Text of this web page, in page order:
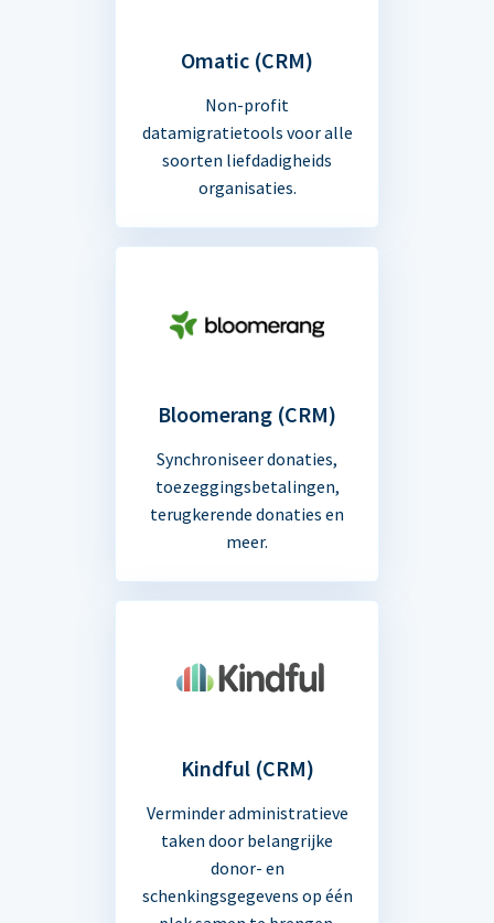
Omatic (CRM)
Non-profit
datamigratietools voor alle
soorten liefdadigheids
organisaties.
Bloomerang (CRM)
Synchroniseer donaties,
toezeggingsbetalingen,
terugkerende donaties en
meer.
Kindful (CRM)
Verminder administratieve
taken door belangrijke
donor- en
schenkingsgegevens op één